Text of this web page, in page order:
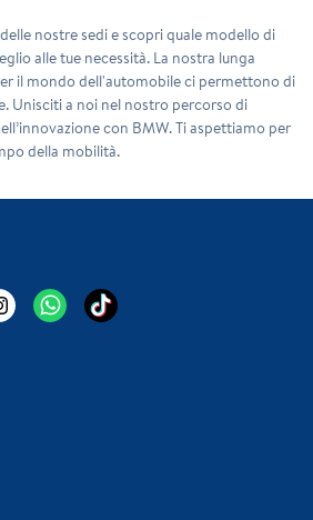
nostre sedi e scopri quale modello di
alle tue necessità. La nostra lunga
il mondo dell'automobile ci permettono di
Unisciti a noi nel nostro percorso di
con BMW. Ti aspettiamo per
della mobilità.